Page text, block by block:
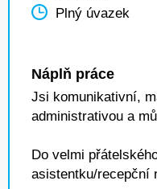
Plný úvazek
Náplň práce
Jsi komunikativní,
administrativou a
Do velmi
asistentku/recepční